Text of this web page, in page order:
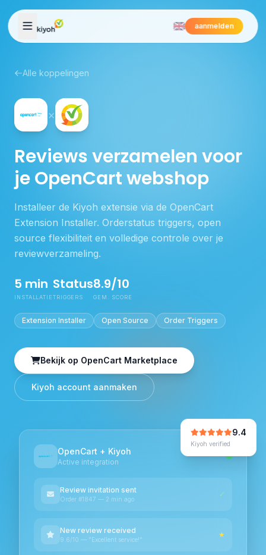
Skip to content
aanmelden
Alle koppelingen
×
Reviews verzamelen voor
je OpenCart webshop
Installeer de Kiyoh extensie via de OpenCart
Extension Installer. Orderstatus triggers, open
source flexibiliteit en volledige controle over je
reviewverzameling.
5 min
INSTALLATIE
Status
TRIGGERS
8.9/10
GEM. SCORE
Extension Installer Open Source Order Triggers
Bekijk op OpenCart Marketplace
Kiyoh account aanmaken
OpenCart + Kiyoh
Active integration
Review invitation sent
Order #1847 — 2 min ago
✓
New review received
9.6/10 — "Excellent service!"
★
9.4
Kiyoh verified